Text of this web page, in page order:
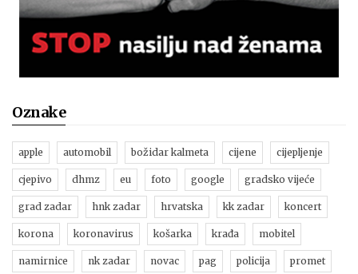
Oznake
apple automobil božidar kalmeta cijene cijepljenje
cjepivo dhmz eu foto google gradsko vijeće
grad zadar hnk zadar hrvatska kk zadar koncert
korona koronavirus košarka krađa mobitel
namirnice nk zadar novac pag policija promet